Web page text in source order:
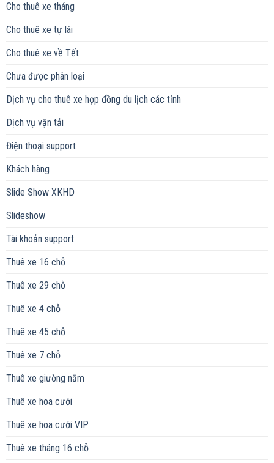
Cho thuê xe tháng
Cho thuê xe tự lái
Cho thuê xe về Tết
Chưa được phân loại
Dịch vụ cho thuê xe hợp đồng du lịch các tỉnh
Dịch vụ vận tải
Điện thoại support
Khách hàng
Slide Show XKHD
Slideshow
Tài khoản support
Thuê xe 16 chỗ
Thuê xe 29 chỗ
Thuê xe 4 chỗ
Thuê xe 45 chỗ
Thuê xe 7 chỗ
Thuê xe giường nằm
Thuê xe hoa cưới
Thuê xe hoa cưới VIP
Thuê xe tháng 16 chỗ